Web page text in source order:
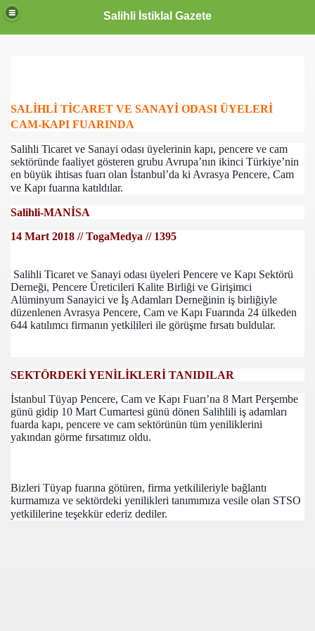
Salihli İstiklal Gazete
SALİHLİ TİCARET VE SANAYİ ODASI ÜYELERİ
CAM-KAPI FUARINDA
Salihli Ticaret ve Sanayi odası üyelerinin kapı, pencere ve cam
sektöründe faaliyet gösteren grubu Avrupa’nın ikinci Türkiye’nin
en büyük ihtisas fuarı olan İstanbul’da ki Avrasya Pencere, Cam
ve Kapı fuarına katıldılar.
Salihli-MANİSA
14 Mart 2018 // TogaMedya // 1395
Salihli Ticaret ve Sanayi odası üyeleri Pencere ve Kapı Sektörü
Derneği, Pencere Üreticileri Kalite Birliği ve Girişimci
Alüminyum Sanayici ve İş Adamları Derneğinin iş birliğiyle
düzenlenen Avrasya Pencere, Cam ve Kapı Fuarında 24 ülkeden
644 katılımcı firmanın yetkilileri ile görüşme fırsatı buldular.
SEKTÖRDEKİ YENİLİKLERİ TANIDILAR
İstanbul Tüyap Pencere, Cam ve Kapı Fuarı’na 8 Mart Perşembe
günü gidip 10 Mart Cumartesi günü dönen Salihlili iş adamları
fuarda kapı, pencere ve cam sektörünün tüm yeniliklerini
yakından görme fırsatımız oldu.
Bizleri Tüyap fuarına götüren, firma yetkilileriyle bağlantı
kurmamıza ve sektördeki yenilikleri tanımımıza vesile olan STSO
yetkililerine teşekkür ederiz dediler.